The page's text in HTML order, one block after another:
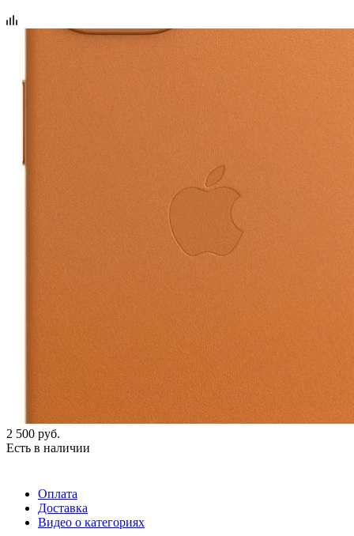
2 500 руб.
Есть в наличии
Оплата
Доставка
Видео о категориях